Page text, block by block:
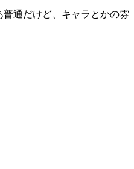
通だけど、キャラとかの雰